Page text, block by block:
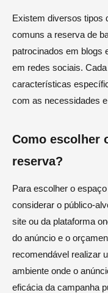
Existem diversos tipos
comuns a reserva de
patrocinados em blogs
em redes sociais.
características
com as necessidades
Como escolher
reserva?
Para escolher o
considerar o público-
site ou da plataforma
do anúncio e o
recomendável realizar
ambiente onde o
eficácia da campanha